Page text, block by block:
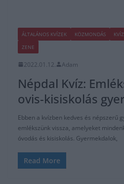
ÁLTALÁNOS KVÍZEK KÖZMONDÁS KVÍZ
ZENE
2022.01.12. Adam
Népdal Kvíz:
ovis-kisiskolás
Ebben a kvízben kedves és népszerű
emlékszünk vissza, amelyeket
óvodás és kisiskolás. Gyermekdalok,
Read More